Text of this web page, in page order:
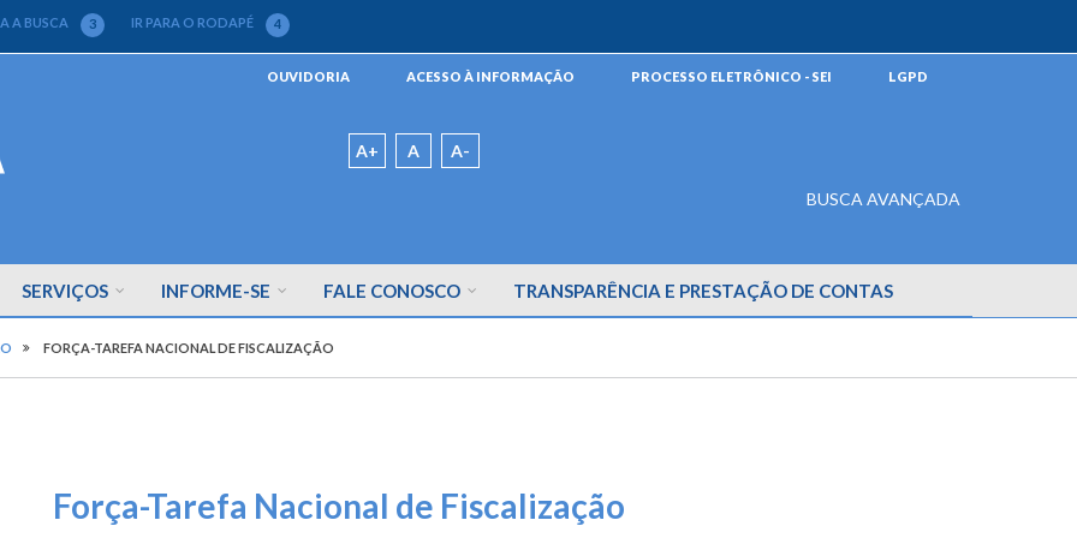
A BUSCA 3 IR PARA O RODAPÉ 4
OUVIDORIA ACESSO À INFORMAÇÃO PROCESSO ELETRÔNICO - SEI LGPD
A+ A A-
BUSCA AVANÇADA
SERVIÇOS INFORME-SE FALE CONOSCO TRANSPARÊNCIA E PRESTAÇÃO DE CONTAS
FORÇA-TAREFA NACIONAL DE FISCALIZAÇÃO
Força-Tarefa Nacional de Fiscalização